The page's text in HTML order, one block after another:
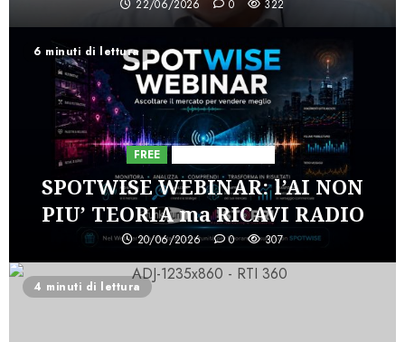
22/06/2026 0 322
6 minuti di lettura
FREE
SPOTWISE WEBINAR: l’AI NON
PIU’ TEORIA ma RICAVI RADIO
20/06/2026 0 307
4 minuti di lettura